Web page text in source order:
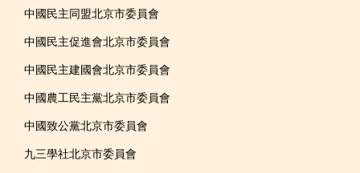
中國民主同盟北京市委員會
中國民主促進會北京市委員會
中國民主建國會北京市委員會
中國農工民主黨北京市委員會
中國致公黨北京市委員會
九三學社北京市委員會